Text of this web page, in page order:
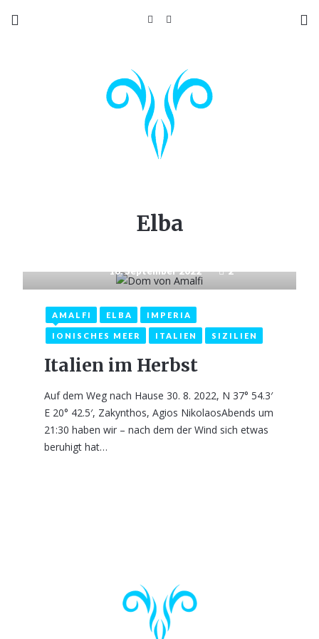
Elba
16. September 2022 2
AMALFI ELBA IMPERIA
IONISCHES MEER ITALIEN SIZILIEN
Italien im Herbst
Auf dem Weg nach Hause 30. 8. 2022, N 37° 54.3′
E 20° 42.5′, Zakynthos, Agios NikolaosAbends um
21:30 haben wir – nach dem der Wind sich etwas
beruhigt hat…